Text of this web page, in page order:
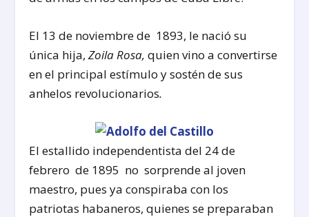
El 13 de noviembre de 1893, le nació su
única hija,Zoila Rosa,quien vino a convertirse
en el principal estímulo y sostén de sus
anhelos revolucionarios.
El estallido independentista del 24 de
febrero de 1895 no sorprende al joven
maestro, pues ya conspiraba con los
patriotas habaneros, quienes se preparaban